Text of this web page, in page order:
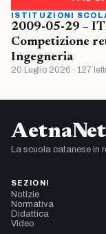
ISTITUZIONI
2009-05-29 –
Competizione
Ingegneria
20 Luglio 2026 · 127
La scuola catanese in
SEZIONI
Notizie
Normativa
Didattica
Video